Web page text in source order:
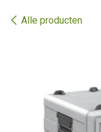
Alle producten